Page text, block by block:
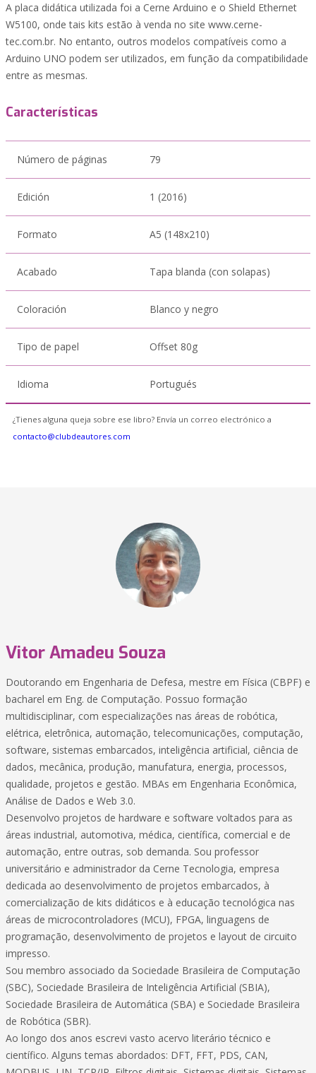
A placa didática utilizada foi a Cerne Arduino e o Shield Ethernet
W5100, onde tais kits estão à venda no site www.cerne-
tec.com.br. No entanto, outros modelos compatíveis como a
Arduino UNO podem ser utilizados, em função da compatibilidade
entre as mesmas.
Características
Número de páginas 79
Edición 1 (2016)
Formato A5 (148x210)
Acabado Tapa blanda (con solapas)
Coloración Blanco y negro
Tipo de papel Offset 80g
Idioma Portugués
¿Tienes alguna queja sobre ese libro? Envía un correo electrónico a
contacto@clubdeautores.com
Vitor Amadeu Souza
Doutorando em Engenharia de Defesa, mestre em Física (CBPF) e
bacharel em Eng. de Computação. Possuo formação
multidisciplinar, com especializações nas áreas de robótica,
elétrica, eletrônica, automação, telecomunicações, computação,
software, sistemas embarcados, inteligência artificial, ciência de
dados, mecânica, produção, manufatura, energia, processos,
qualidade, projetos e gestão. MBAs em Engenharia Econômica,
Análise de Dados e Web 3.0.
Desenvolvo projetos de hardware e software voltados para as
áreas industrial, automotiva, médica, científica, comercial e de
automação, entre outras, sob demanda. Sou professor
universitário e administrador da Cerne Tecnologia, empresa
dedicada ao desenvolvimento de projetos embarcados, à
comercialização de kits didáticos e à educação tecnológica nas
áreas de microcontroladores (MCU), FPGA, linguagens de
programação, desenvolvimento de projetos e layout de circuito
impresso.
Sou membro associado da Sociedade Brasileira de Computação
(SBC), Sociedade Brasileira de Inteligência Artificial (SBIA),
Sociedade Brasileira de Automática (SBA) e Sociedade Brasileira
de Robótica (SBR).
Ao longo dos anos escrevi vasto acervo literário técnico e
científico. Alguns temas abordados: DFT, FFT, PDS, CAN,